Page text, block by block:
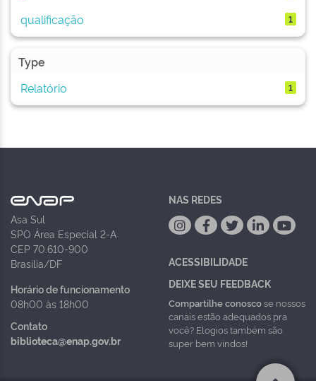
qualificação 1
Type
Relatório
1
Asa Sul
SPO Área Especial 2-A
CEP 70.610-900
Brasília/DF
Horário de funcionamento
08h00 às 18h00
Contato
biblioteca@enap.gov.br
NAS REDES
ACESSIBILIDADE
DEIXE SEU FEEDBACK
Compartilhe conoscose nossos
canais estão adequados pra
você? Elogios também são
super bem vindos!